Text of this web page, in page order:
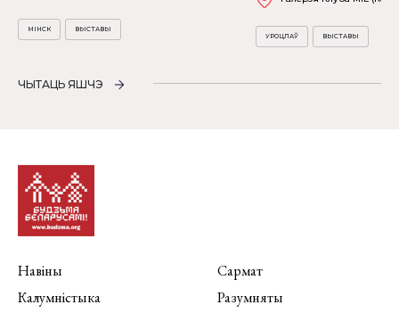
МІНСК ВЫСТАВЫ
УРОЦЛАЎ ВЫСТАВЫ
ЧЫТАЦЬ ЯШЧЭ
Навіны
Калумністыка
Сармат
Разумняты